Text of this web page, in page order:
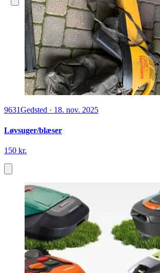
9631Gedsted · 18. nov. 2025
Løvsuger/blæser
150 kr.